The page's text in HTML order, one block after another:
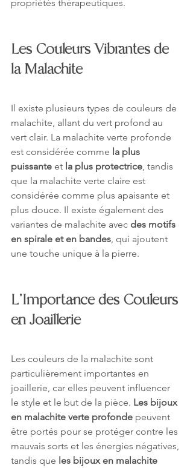
propriétés thérapeutiques.
Les Couleurs Vibrantes de
la Malachite
Il existe plusieurs types de couleurs de
malachite, allant du vert profond au
vert clair. La malachite verte profonde
est considérée comme la plus
puissante et la plus protectrice, tandis
que la malachite verte claire est
considérée comme plus apaisante et
plus douce. Il existe également des
variantes de malachite avec des motifs
en spirale et en bandes, qui ajoutent
une touche unique à la pierre.
L'Importance des Couleurs
en Joaillerie
Les couleurs de la malachite sont
particulièrement importantes en
joaillerie, car elles peuvent influencer
le style et le but de la pièce. Les bijoux
en malachite verte profonde peuvent
être portés pour se protéger contre les
mauvais sorts et les énergies négatives,
tandis que les bijoux en malachite